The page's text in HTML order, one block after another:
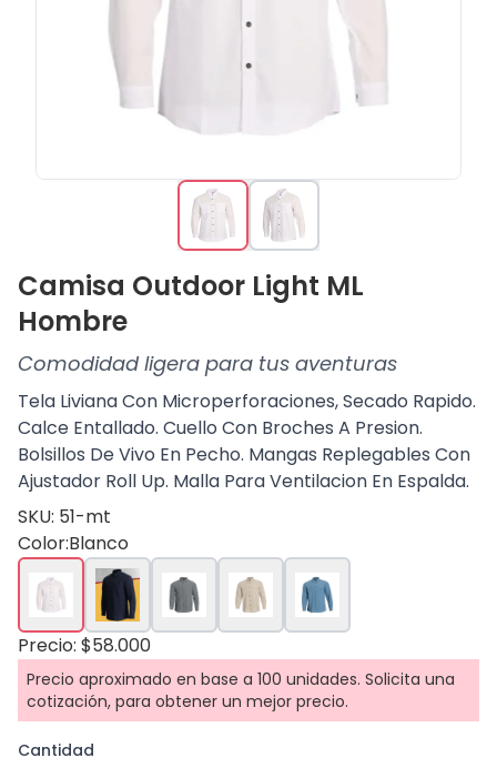
Camisa Outdoor Light ML
Hombre
Comodidad ligera para tus aventuras
Tela Liviana Con Microperforaciones, Secado Rapido.
Calce Entallado. Cuello Con Broches A Presion.
Bolsillos De Vivo En Pecho. Mangas Replegables Con
Ajustador Roll Up. Malla Para Ventilacion En Espalda.
SKU: 51-mt
Color:Blanco
Precio: $58.000
Precio aproximado en base a 100 unidades. Solicita una
cotización, para obtener un mejor precio.
Cantidad